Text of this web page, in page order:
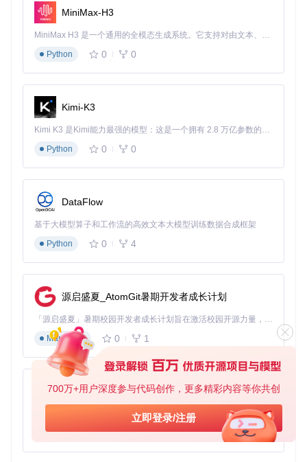
700万+用户深度参与代码创作，更多精彩内容等你共创
立即登录/注册
小众文化数据带来的独特价值
众文化甚至火星文的数据。这一举措不仅丰富了语料的多样
性，更使得AI模型能够理解和处理各种非主流但真实存在的中
工具生态：专业化的数据处理解决方案
如何高效处理大规模中文语料
项目组开发了一系列专门优化的中文数据处理工具，包括：
charset_mnbvc：更快速且准确的中文编码检测工具
deduplication_mnbvc
具
DataCheck_MNBVC：全面的格式检查工具
这些工具的集成使用户能够轻松处理大规模中文语料，从数据
代码仓库爬虫工具的创新应用
为解决现有开源代码语料集的人为过滤问题，MNBVC提供了
经过大规模验证的代码仓库爬虫代码，支持GitHub、notabu
g、bitbucket等多个平台的爬取。这一工具不仅扩展了语料来
源，更确保了代码数据的原始性和多样性，为训练代码理解和
生成模型提供了宝贵资源。
获取方式：便捷高效的资源获取渠道
如何通过微力同步获取实时更新
用户可以通过微力同步工具同步全部压缩包并接收实时更新。
这种P2P的分发方式不仅提高了下载速度，还确保了用户能够
MiniMax-H3
MiniMax H3 是一个通用的全模态生成系统。它支持对由文本、图像、视频和音频组成的多模态上下文进行统一理解，并能生成分辨率高达 2K、时长可达 15 秒的带原生立体声音频的视频。得益于面向任务泛化的系统设计，H3 在预训练阶段就已具备广泛的多模态上下文理解与生成能力，能够出色地执行复杂的多模态指令。
Python
0 0
Kimi-K3
Kimi K3 是Kimi能力最强的模型：这是一个拥有 2.8 万亿参数的混合专家（MoE）模型，具备原生视觉理解能力，并支持 100 万 token 的上下文窗口。
Python
0 0
DataFlow
基于大模型算子和工作流的高效文本大模型训练数据合成框架
Python
0 4
源启盛夏_AtomGit暑期开发者成长计划
「源启盛夏」暑期校园开发者成长计划旨在激活校园开源力量，通过积分激励、认证扶持、资源倾斜等形式，引导高校组织和开发者完成「入驻 — 建项目 — 做贡献 — 获认证 — 得资源」的完整闭环。无论你是想带领社团入驻平台的组织者，还是希望用代码贡献证明自己的开发者，都能在这里找到属于你的成长路径。
Markdown
0 1
py-xiaozhi
基于Python的Xiaozhi AI，适用于想要完整Xiaozhi体验而无需拥有专用硬件的用户。
Python
0 1